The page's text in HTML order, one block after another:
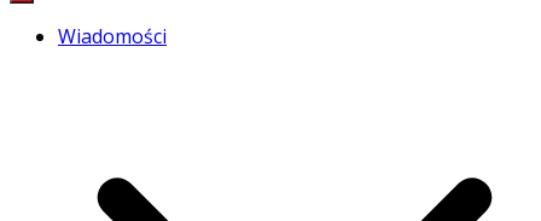
Wiadomości